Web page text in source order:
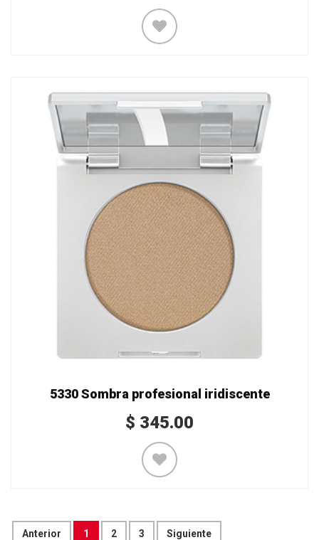
5330 Sombra profesional iridiscente
$ 345.00
Anterior 1 2 3 Siguiente